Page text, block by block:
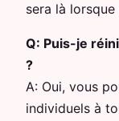
sera là
Q: Puis-je
?
A: Oui, vous
individuels à